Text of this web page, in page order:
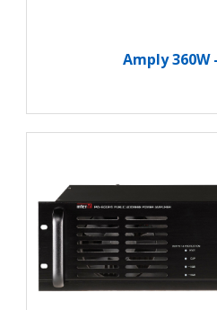
Amply 360W